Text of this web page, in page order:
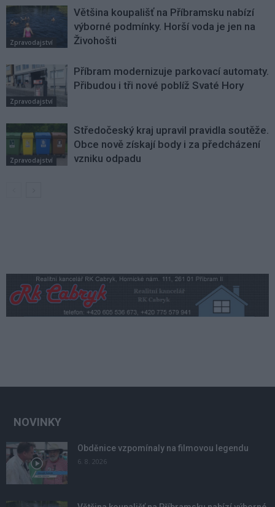
Zpravodajství
Většina koupališť na Příbramsku nabízí
výborné podmínky. Horší voda je jen na
Živohošti
Zpravodajství
Příbram modernizuje parkovací automaty.
Přibudou i tři nové poblíž Svaté Hory
Zpravodajství
Středočeský kraj upravil pravidla soutěže.
Obce nově získají body i za předcházení
vzniku odpadu
NOVINKY
Obděnice vzpomínaly na filmovou legendu
6. 8. 2026